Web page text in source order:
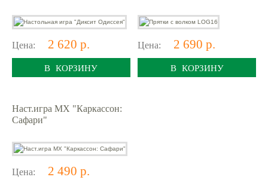
Цена: 2 620 р.
В КОРЗИНУ
Цена: 2 690 р.
В КОРЗИНУ
Наст.игра МХ "Каркассон:
Сафари"
Цена: 2 490 р.